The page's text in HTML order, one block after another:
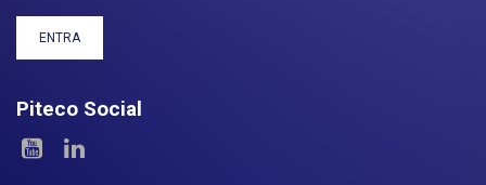
ENTRA
Piteco Social